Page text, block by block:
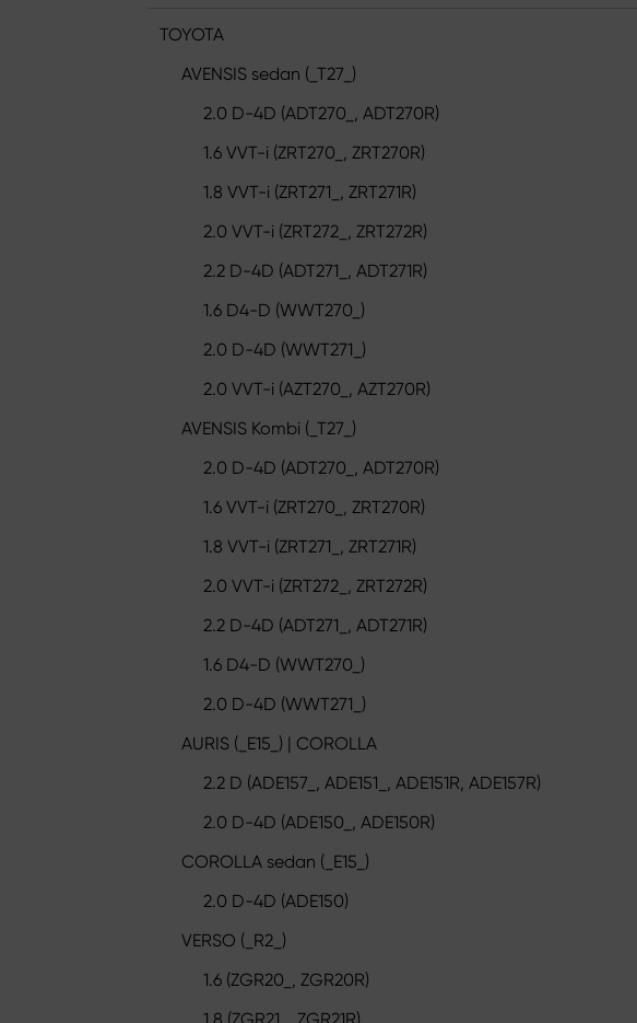
TOYOTA
AVENSIS sedan (_T27_)
2.0 D-4D (ADT270_, ADT270R)
1.6 VVT-i (ZRT270_, ZRT270R)
1.8 VVT-i (ZRT271_, ZRT271R)
2.0 VVT-i (ZRT272_, ZRT272R)
2.2 D-4D (ADT271_, ADT271R)
1.6 D4-D (WWT270_)
2.0 D-4D (WWT271_)
2.0 VVT-i (AZT270_, AZT270R)
AVENSIS Kombi (_T27_)
2.0 D-4D (ADT270_, ADT270R)
1.6 VVT-i (ZRT270_, ZRT270R)
1.8 VVT-i (ZRT271_, ZRT271R)
2.0 VVT-i (ZRT272_, ZRT272R)
2.2 D-4D (ADT271_, ADT271R)
1.6 D4-D (WWT270_)
2.0 D-4D (WWT271_)
AURIS (_E15_) | COROLLA
2.2 D (ADE157_, ADE151_, ADE151R, ADE157R)
2.0 D-4D (ADE150_, ADE150R)
COROLLA sedan (_E15_)
2.0 D-4D (ADE150)
VERSO (_R2_)
1.6 (ZGR20_, ZGR20R)